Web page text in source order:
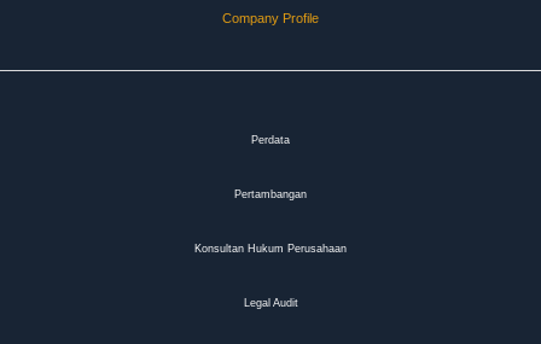
Company Profile
Perdata
Pertambangan
Konsultan Hukum Perusahaan
Legal Audit